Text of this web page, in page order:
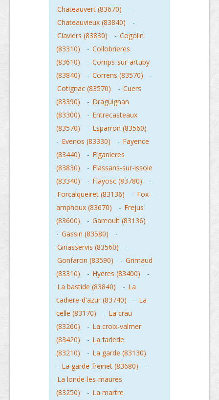
Chateauvert (83670)
-
Chateauvieux (83840)
-
Claviers (83830)
- Cogolin
(83310)
- Collobrieres
(83610)
- Comps-sur-artuby
(83840)
- Correns (83570)
-
Cotignac (83570)
- Cuers
(83390)
- Draguignan
(83300)
- Entrecasteaux
(83570)
- Esparron (83560)
- Evenos (83330) - Fayence
(83440)
- Figanieres
(83830)
- Flassans-sur-issole
(83340)
- Flayosc (83780)
-
Forcalqueiret (83136)
- Fox-
amphoux (83670)
- Frejus
(83600)
- Gareoult (83136)
- Gassin (83580)
-
Ginasservis (83560)
-
Gonfaron (83590)
- Grimaud
(83310)
- Hyeres (83400)
-
La bastide (83840)
- La
cadiere-d'azur (83740)
- La
celle (83170)
- La crau
(83260)
- La croix-valmer
(83420)
- La farlede
(83210)
- La garde (83130)
- La garde-freinet (83680)
-
La londe-les-maures
(83250)
- La martre